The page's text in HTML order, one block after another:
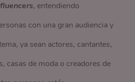
, entendiendo
con una gran audiencia y
ya sean actores, cantantes,
casas de moda o creadores de